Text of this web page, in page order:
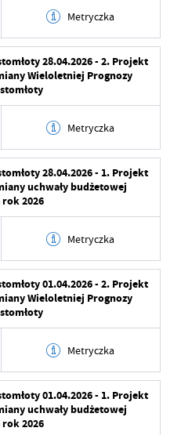
2026-04-23 10:12:52
Maja Żurawek
Metryczka
2026-04-23 10:12:15
Maja Żurawek
28.04.2026 - 2. Projekt
Wieloletniej Prognozy
Metryczka
2026-04-23 10:10:40
Maja Żurawek
28.04.2026 - 1. Projekt
uchwały budżetowej
2026
Metryczka
2026-04-23 10:09:56
01.04.2026 - 2. Projekt
Wieloletniej Prognozy
Metryczka
01.04.2026 - 1. Projekt
uchwały budżetowej
2026